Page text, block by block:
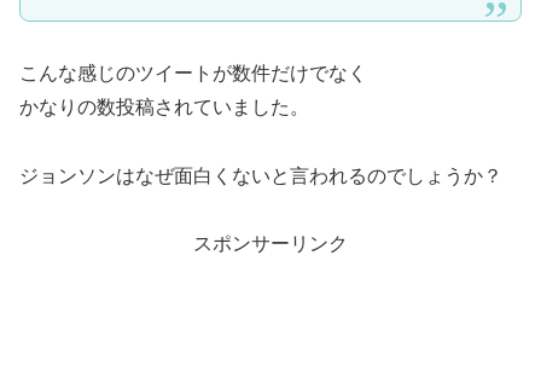
こんな感じのツイートが数件だけでなく
かなりの数投稿されていました。
ジョンソンはなぜ面白くないと言われるのでしょうか？
スポンサーリンク